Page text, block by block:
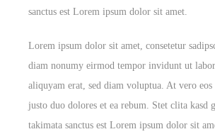
sanctus est Lorem ipsum dolor sit amet.
Lorem ipsum dolor sit amet, consetetur
diam nonumy eirmod tempor invidunt ut
aliquyam erat, sed diam voluptua. At vero eos
justo duo dolores et ea rebum. Stet clita kasd
takimata sanctus est Lorem ipsum dolor sit